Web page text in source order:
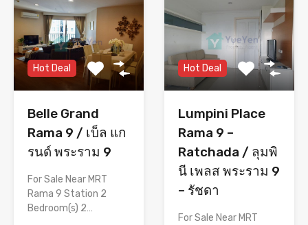
Hot Deal
Belle Grand
Rama 9 / เบ็ล แก
รนด์ พระราม 9
For Sale Near MRT
Rama 9 Station 2
Bedroom(s) 2…
Hot Deal
Lumpini Place
Rama 9 –
Ratchada / ลุมพิ
นี เพลส พระราม 9
– รัชดา
For Sale Near MRT